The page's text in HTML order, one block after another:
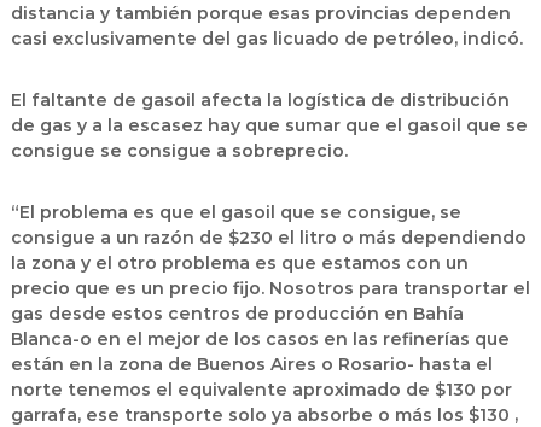
distancia y también porque esas provincias dependen
casi exclusivamente del gas licuado de petróleo, indicó.
El faltante de gasoil afecta la logística de distribución
de gas y a la escasez hay que sumar que el gasoil que se
consigue se consigue a sobreprecio.
“El problema es que el gasoil que se consigue, se
consigue a un razón de $230 el litro o más dependiendo
la zona y el otro problema es que estamos con un
precio que es un precio fijo. Nosotros para transportar el
gas desde estos centros de producción en Bahía
Blanca-o en el mejor de los casos en las refinerías que
están en la zona de Buenos Aires o Rosario- hasta el
norte tenemos el equivalente aproximado de $130 por
garrafa, ese transporte solo ya absorbe o más los $130 ,